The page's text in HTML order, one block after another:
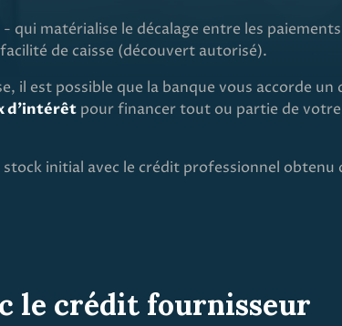
qui matérialise le décalage entre les
de caisse (découvert autorisé).
il est possible que la banque vous accorde
d’intérêt pour financer tout ou partie de votre
initial avec le crédit professionnel obtenu
le crédit fournisseur